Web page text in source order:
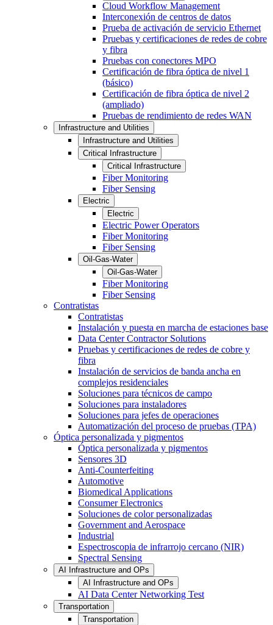
Cloud Workflow Management
Interconexión de centros de datos
Prueba de activación de servicio Ethernet
Pruebas y certificaciones de redes de cobre
y fibra
Pruebas con conectores MPO
Certificación de fibra óptica de nivel 1
(básico)
Certificación de fibra óptica de nivel 2
(ampliado)
Pruebas de rendimiento de redes WAN
Infrastructure and Utilities
Infrastructure and Utilities
Critical Infrastructure
Critical Infrastructure
Fiber Monitoring
Fiber Sensing
Electric
Electric
Electric Power Operators
Fiber Monitoring
Fiber Sensing
Oil-Gas-Water
Oil-Gas-Water
Fiber Monitoring
Fiber Sensing
Contratistas
Contratistas
Instalación y puesta en marcha de estaciones base
Data Center Contractor Solutions
Pruebas y certificaciones de redes de cobre y
fibra
Instalación de servicios de banda ancha en
complejos residenciales
Soluciones para técnicos de campo
Soluciones para instaladores
Soluciones para jefes de operaciones
Automatización del proceso de pruebas (TPA)
Óptica personalizada y pigmentos
Óptica personalizada y pigmentos
Sensores 3D
Anti-Counterfeiting
Automotive
Biomedical Applications
Consumer Electronics
Soluciones de color personalizadas
Government and Aerospace
Industrial
Espectroscopia de infrarrojo cercano (NIR)
Spectral Sensing
AI Infrastructure and OPs
AI Infrastructure and OPs
AI Data Center Networking Test
Transportation
Transportation